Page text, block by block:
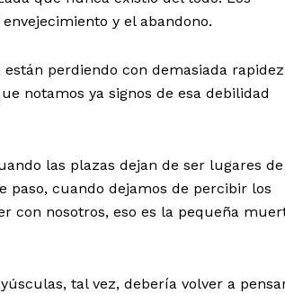
y el abandono.
perdiendo con demasiada
notamos ya signos de esa debilidad
las plazas dejan de ser lugares de
paso, cuando dejamos de percibir los
con nosotros, eso es la pequeña
tal vez, debería volver a